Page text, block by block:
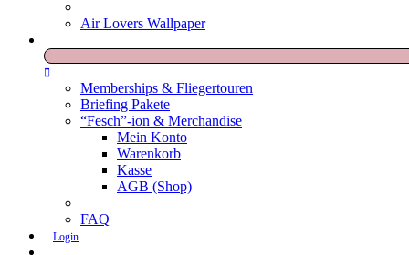
Air Lovers Wallpaper
Memberships & Fliegertouren
Briefing Pakete
“Fesch”-ion & Merchandise
Mein Konto
Warenkorb
Kasse
AGB (Shop)
FAQ
Login